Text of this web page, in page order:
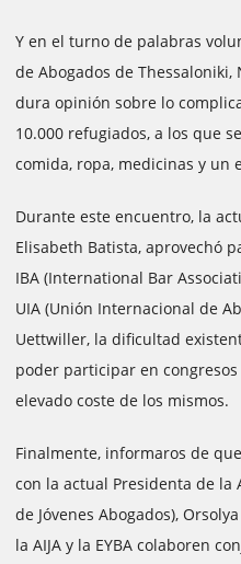
Y en el turno de palabras
de Abogados de Thessaloniki,
dura opinión sobre lo
10.000 refugiados, a los que
comida, ropa, medicinas y un
Durante este encuentro, la
Elisabeth Batista, aprovechó
IBA (International Bar
UIA (Unión Internacional de
Uettwiller, la dificultad
poder participar en
elevado coste de los mismos.
Finalmente, informaros de
con la actual Presidenta de la
de Jóvenes Abogados),
la AIJA y la EYBA colaboren